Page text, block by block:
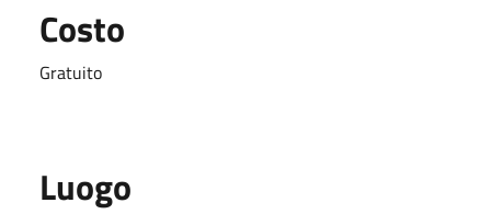
Costo
Gratuito
Luogo